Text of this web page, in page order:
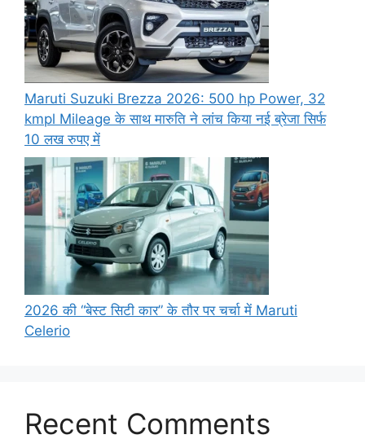
Maruti Suzuki Brezza 2026: 500 hp Power, 32
kmpl Mileage के साथ मारुति ने लांच किया नई ब्रेजा सिर्फ
10 लख रुपए में
2026 की “बेस्ट सिटी कार” के तौर पर चर्चा में Maruti
Celerio
Recent Comments